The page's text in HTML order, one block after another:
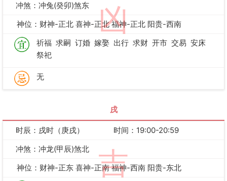
凶
冲煞：冲兔(癸卯)煞东
神位：财神-正北 喜神-正北 福神-正北 阳贵-西南
祈福 求嗣 订婚 嫁娶 出行 求财 开市 交易 安床
祭祀
无
戌
吉
时辰：戌时（庚戌）
时间：19:00-20:59
冲煞：冲龙(甲辰)煞北
神位：财神-正东 喜神-正南 福神-西南 阳贵-东北